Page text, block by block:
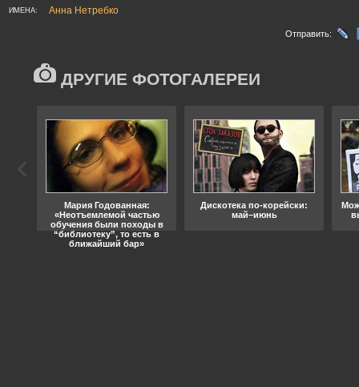
ИМЕНА: Анна Нетребко
Отправить:
ДРУГИЕ ФОТОГАЛЕРЕИ
Мария Годованная:
«Неотъемлемой частью
обучения были походы в
“библиотеку”, то есть в
ближайший бар»
Дискотека по-корейски:
май–июнь